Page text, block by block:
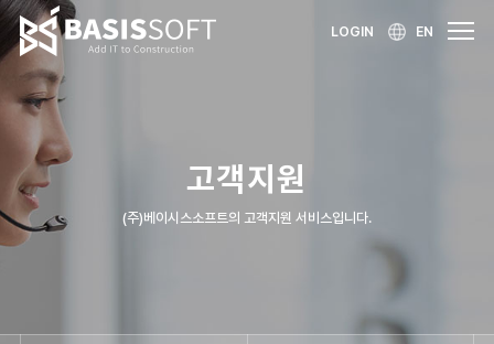
LOGIN EN
고객지원
(주)베이시스소프트의 고객지원 서비스입니다.